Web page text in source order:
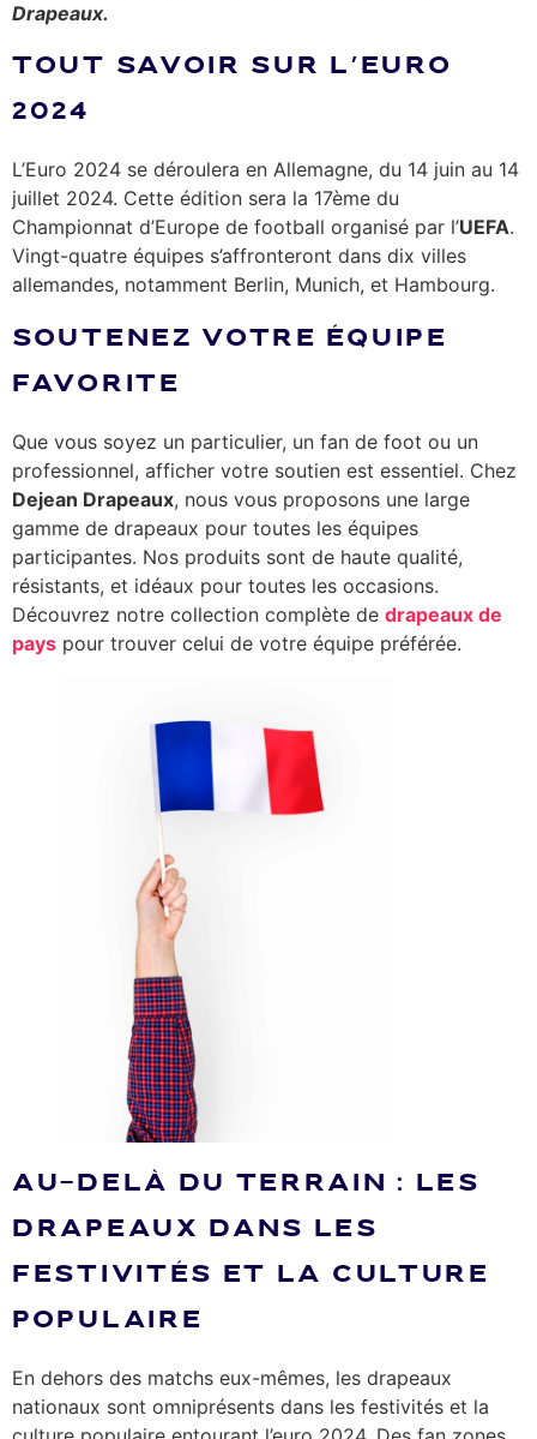
Drapeaux.
TOUT SAVOIR SUR L’EURO
2024
L’Euro 2024 se déroulera en Allemagne, du 14 juin au 14
juillet 2024. Cette édition sera la 17ème du
Championnat d’Europe de football organisé par l’UEFA.
Vingt-quatre équipes s’affronteront dans dix villes
allemandes, notamment Berlin, Munich, et Hambourg.
SOUTENEZ VOTRE ÉQUIPE
FAVORITE
Que vous soyez un particulier, un fan de foot ou un
professionnel, afficher votre soutien est essentiel. Chez
Dejean Drapeaux, nous vous proposons une large
gamme de drapeaux pour toutes les équipes
participantes. Nos produits sont de haute qualité,
résistants, et idéaux pour toutes les occasions.
Découvrez notre collection complète de drapeaux de
pays pour trouver celui de votre équipe préférée.
AU-DELÀ DU TERRAIN : LES
DRAPEAUX DANS LES
FESTIVITÉS ET LA CULTURE
POPULAIRE
En dehors des matchs eux-mêmes, les drapeaux
nationaux sont omniprésents dans les festivités et la